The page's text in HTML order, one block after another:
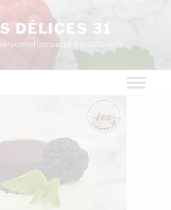
DÉLICES 31
consacré à la pâtisserie